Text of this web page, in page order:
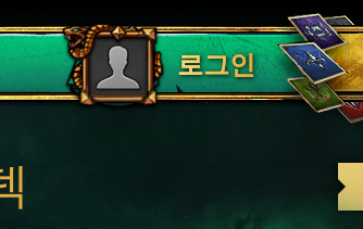
로그인
로그아웃